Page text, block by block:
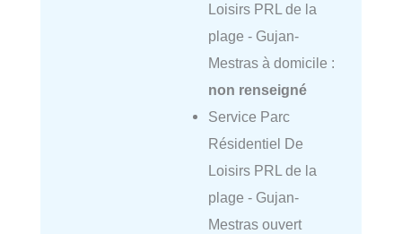
Loisirs PRL de la
plage - Gujan-
Mestras à domicile :
non renseigné
Service Parc
Résidentiel De
Loisirs PRL de la
plage - Gujan-
Mestras ouvert